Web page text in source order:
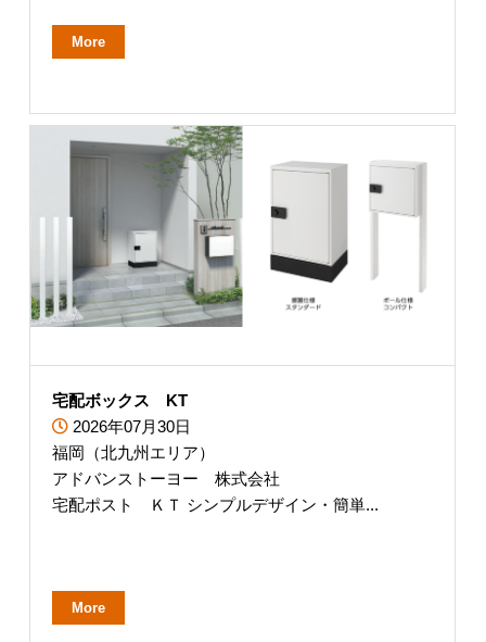
More
宅配ボックス KT
2026年07月30日
福岡（北九州エリア）
アドバンストーヨー 株式会社
宅配ポスト ＫＴ シンプルデザイン・簡単...
More